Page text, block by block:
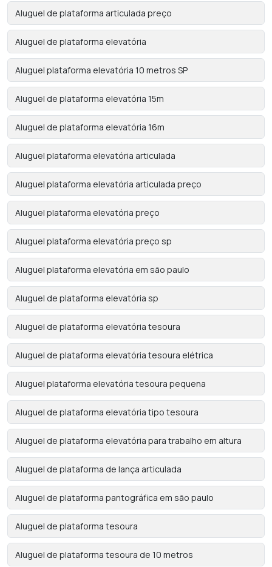
Aluguel de plataforma articulada preço
Aluguel de plataforma elevatória
Aluguel plataforma elevatória 10 metros SP
Aluguel de plataforma elevatória 15m
Aluguel de plataforma elevatória 16m
Aluguel plataforma elevatória articulada
Aluguel plataforma elevatória articulada preço
Aluguel plataforma elevatória preço
Aluguel plataforma elevatória preço sp
Aluguel plataforma elevatória em são paulo
Aluguel de plataforma elevatória sp
Aluguel de plataforma elevatória tesoura
Aluguel de plataforma elevatória tesoura elétrica
Aluguel plataforma elevatória tesoura pequena
Aluguel de plataforma elevatória tipo tesoura
Aluguel de plataforma elevatória para trabalho em altura
Aluguel de plataforma de lança articulada
Aluguel de plataforma pantográfica em são paulo
Aluguel de plataforma tesoura
Aluguel de plataforma tesoura de 10 metros